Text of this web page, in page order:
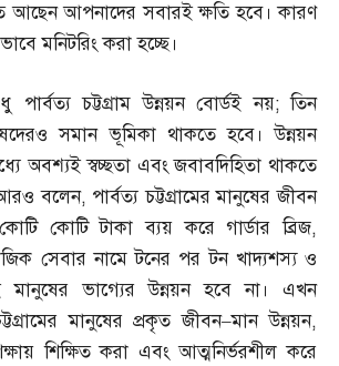
আছেন আপনাদের সবারই ক্ষতি হবে। কারণ
মনিটরিং করা হচ্ছে।
পার্বত্য চট্টগ্রাম উন্নয়ন বোর্ডই নয়;তিন
সমান ভূমিকা থাকতে হবে। উন্নয়ন
অবশ্যই স্বচ্ছতা এবং জবাবদিহিতা থাকতে
বলেন, পার্বত্য চট্টগ্রামের মানুষের জীবন
কোটি টাকা ব্যয় করে গার্ডার ব্রিজ,
সেবার নামে টনের পর টন খাদ্যশস্য ও
মানুষের ভাগ্যের উন্নয়ন হবে না। এখন
মানুষের প্রকৃত জীবন–মান উন্নয়ন,
শিক্ষিত করা এবং আত্মনির্ভরশীল করে